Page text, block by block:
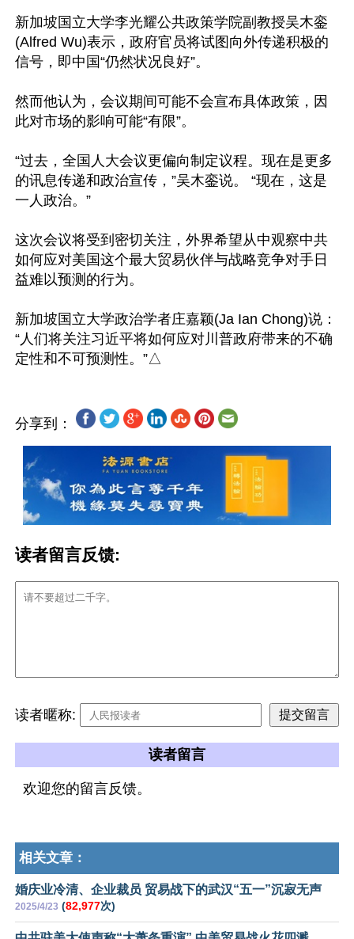
新加坡国立大学李光耀公共政策学院副教授吴木銮
(Alfred Wu)表示，政府官员将试图向外传递积极的
信号，即中国“仍然状况良好”。
然而他认为，会议期间可能不会宣布具体政策，因
此对市场的影响可能“有限”。
“过去，全国人大会议更偏向制定议程。现在是更多
的讯息传递和政治宣传，”吴木銮说。 “现在，这是
一人政治。”
这次会议将受到密切关注，外界希望从中观察中共
如何应对美国这个最大贸易伙伴与战略竞争对手日
益难以预测的行为。
新加坡国立大学政治学者庄嘉颖(Ja Ian Chong)说：
“人们将关注习近平将如何应对川普政府带来的不确
分享到：
读者留言反馈:
读者暱称:
读者留言
欢迎您的留言反馈。
相关文章：
婚庆业冷清、企业裁员 贸易战下的武汉“五一”沉寂无声
2025/4/23 (82,977次)